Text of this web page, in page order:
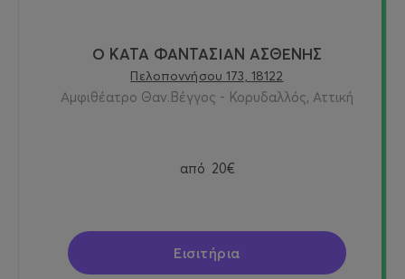
Ο ΚΑΤΑ ΦΑΝΤΑΣΙΑΝ ΑΣΘΕΝΗΣ
Πελοποννήσου 173, 18122
Αμφιθέατρο Θαν.Βέγγος - Κορυδαλλός, Αττική
από 20€
Εισιτήρια